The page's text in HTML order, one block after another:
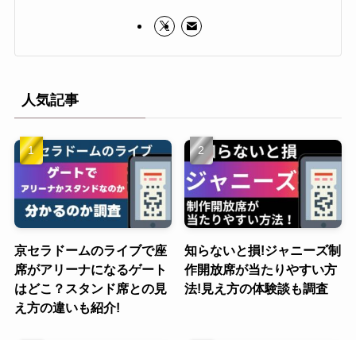
人気記事
京セラドームのライブで座
席がアリーナになるゲート
はどこ？スタンド席との見
え方の違いも紹介!
知らないと損!ジャニーズ制
作開放席が当たりやすい方
法!見え方の体験談も調査